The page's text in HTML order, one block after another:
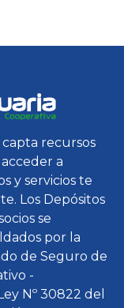
capta recursos
a
y servicios te
Los Depósitos
se
por la
de Seguro de
-
Nº 30822 del